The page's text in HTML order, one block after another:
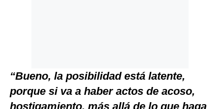
“Bueno, la posibilidad está latente,
porque si va a haber actos de acoso,
hostigamiento, más allá de lo que haga